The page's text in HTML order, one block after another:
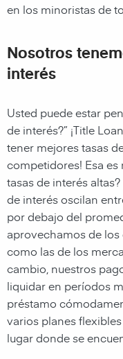
en los minoristas de
Nosotros
interés
Usted puede estar
de interés?” ¡Title
tener mejores tasas
competidores! Esa
tasas de interés
de interés oscilan
por debajo del
aprovechamos de
como las de los
cambio, nuestros
liquidar en períodos
préstamo
varios planes
lugar donde se